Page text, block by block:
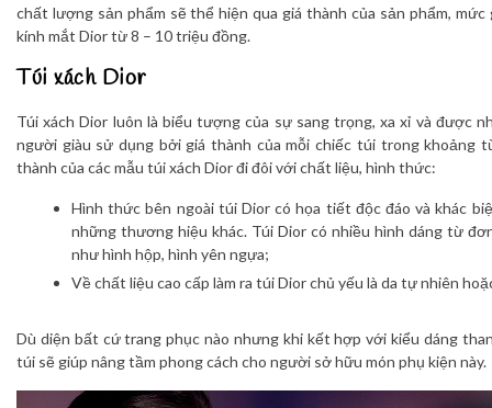
chất lượng sản phẩm sẽ thể hiện qua giá thành của sản phẩm,
kính mắt Dior từ 8 – 10 triệu đồng.
Túi xách Dior
Túi xách Dior luôn là biểu tượng của sự sang trọng, xa xỉ và được
người giàu sử dụng bởi giá thành của mỗi chiếc túi trong khoảng
thành của các mẫu túi xách Dior đi đôi với chất liệu, hình thức:
Hình thức bên ngoài túi Dior có họa tiết độc đáo và khác
những thương hiệu khác. Túi Dior có nhiều hình dáng từ
như hình hộp, hình yên ngựa;
Về chất liệu cao cấp làm ra túi Dior chủ yếu là da tự nhiên
Dù diện bất cứ trang phục nào nhưng khi kết hợp với kiểu dáng
túi sẽ giúp nâng tầm phong cách cho người sở hữu món phụ kiện này.